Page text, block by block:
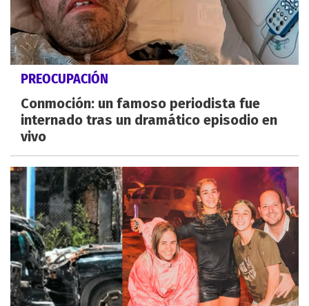
PREOCUPACIÓN
Conmoción: un famoso periodista fue
internado tras un dramático episodio en
vivo